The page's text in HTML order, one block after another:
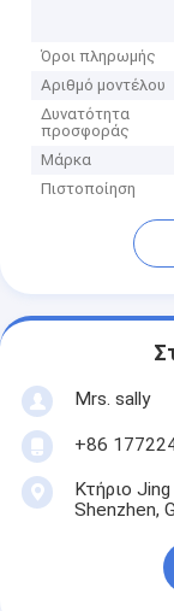
Όροι πληρωμής
Αριθμό μοντέλου
Δυνατότητα
προσφοράς
Μάρκα
Πιστοποίηση
Mrs. sally
+86
Κτήριο
Shenzhen,